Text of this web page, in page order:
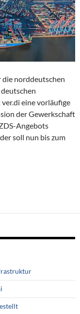
die norddeutschen
eine vorläufige
der Gewerkschaft
Angebots
soll nun bis zum
erzielt